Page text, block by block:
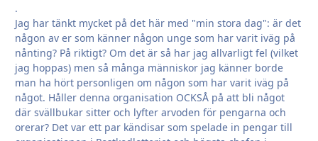
.
Jag har tänkt mycket på det här med "min stora dag": är det
någon av er som känner någon unge som har varit iväg på
nånting? På riktigt? Om det är så har jag allvarligt fel (vilket
jag hoppas) men så många människor jag känner borde
man ha hört personligen om någon som har varit iväg på
något. Håller denna organisation OCKSÅ på att bli något
där svällbukar sitter och lyfter arvoden för pengarna och
orerar? Det var ett par kändisar som spelade in pengar till